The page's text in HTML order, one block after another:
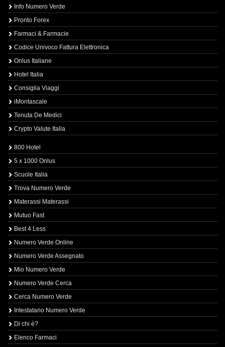
Info Numero Verde
Pronto Forex
Farmaci & Farmacie
Codice Univoco Fattura Elettronica
Onlus Italiane
Hotel Italia
Consiglia Viaggi
iMontascale
Tenuta De Medici
Crypto Valute Italia
800 Hotel
5 x 1000 Onlus
Scuole Italia
Trova Numero Verde
Materassi Materassi
Mutuo Fast
Best 4 Less
Numero Verde Online
Numero Verde Assegnato
Mio Numero Verde
Numero Verde Cerca
Cerca Numero Verde
Intestatario Numero Verde
Di chi è?
Elenco Farmaci